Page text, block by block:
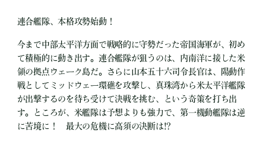
連合艦隊、本格攻勢始動！
今まで中部太平洋方面で戦略的に守勢だった帝国海軍が、初め
て積極的に動き出す。連合艦隊が狙うのは、内南洋に接した米
領の拠点ウェーク島だ。さらに山本五十六司令長官は、陽動作
戦としてミッドウェー環礁を攻撃し、真珠湾から米太平洋艦隊
が出撃するのを待ち受けて決戦を挑む、という奇策を打ち出
す。ところが、米艦隊は予想よりも強力で、第一機動艦隊は逆
に苦境に！ 最大の危機に高須の決断は!?